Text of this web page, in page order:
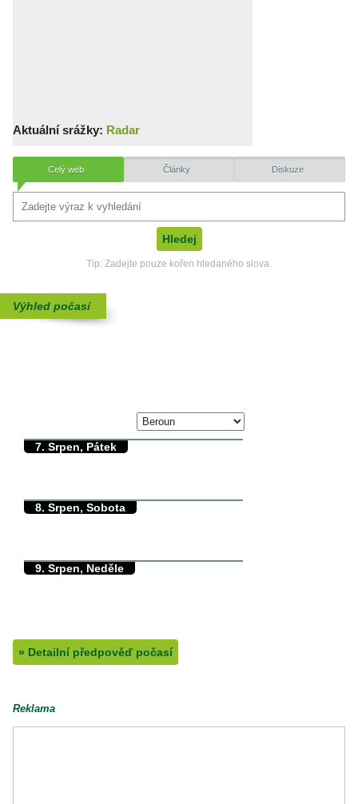
Aktuální srážky: Radar
Celý web Články Diskuze
Tip: Zadejte pouze kořen hledaného slova.
Výhled počasí
7. Srpen, Pátek
8. Srpen, Sobota
9. Srpen, Neděle
» Detailní předpověď počasí
Reklama